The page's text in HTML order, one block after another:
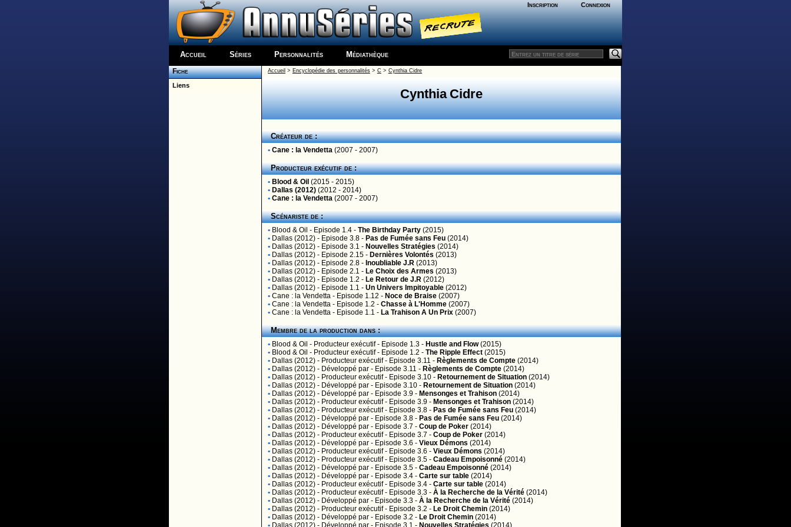
Inscription Connexion
Accueil Séries Personnalités Médiathèque
Fiche
Liens
Accueil > Encyclopédie des personnalités> C > Cynthia Cidre
Cynthia Cidre
Créateur de :
• Cane : la Vendetta (2007 - 2007)
Producteur exécutif de :
• Blood & Oil (2015 - 2015)
• Dallas (2012) (2012 - 2014)
• Cane : la Vendetta (2007 - 2007)
Scénariste de :
• Blood & Oil - Episode 1.4 - The Birthday Party (2015)
• Dallas (2012) - Episode 3.8 - Pas de Fumée sans Feu (2014)
• Dallas (2012) - Episode 3.1 - Nouvelles Stratégies (2014)
• Dallas (2012) - Episode 2.15 - Dernières Volontés (2013)
• Dallas (2012) - Episode 2.8 - Inoubliable J.R (2013)
• Dallas (2012) - Episode 2.1 - Le Choix des Armes (2013)
• Dallas (2012) - Episode 1.2 - Le Retour de J.R (2012)
• Dallas (2012) - Episode 1.1 - Un Univers Impitoyable (2012)
• Cane : la Vendetta - Episode 1.12 - Noce de Braise (2007)
• Cane : la Vendetta - Episode 1.2 - Chasse à L'Homme (2007)
• Cane : la Vendetta - Episode 1.1 - La Trahison A Un Prix (2007)
Membre de la production dans :
• Blood & Oil - Producteur exécutif - Episode 1.3 - Hustle and Flow(2015)
• Blood & Oil - Producteur exécutif - Episode 1.2 - The Ripple Effect (2015)
• Dallas (2012) - Producteur exécutif - Episode 3.11 - Règlements de Compte (2014)
• Dallas (2012) - Développé par - Episode 3.11 - Règlements de Compte (2014)
• Dallas (2012) - Producteur exécutif - Episode 3.10 - Retournement de Situation (2014)
• Dallas (2012) - Développé par - Episode 3.10 - Retournement de Situation (2014)
• Dallas (2012) - Développé par - Episode 3.9 - Mensonges et Trahison (2014)
• Dallas (2012) - Producteur exécutif - Episode 3.9 - Mensonges et Trahison (2014)
• Dallas (2012) - Producteur exécutif - Episode 3.8 - Pas de Fumée sans Feu (2014)
• Dallas (2012) - Développé par - Episode 3.8 - Pas de Fumée sans Feu (2014)
• Dallas (2012) - Développé par - Episode 3.7 - Coup de Poker (2014)
• Dallas (2012) - Producteur exécutif - Episode 3.7 - Coup de Poker (2014)
• Dallas (2012) - Développé par - Episode 3.6 - Vieux Démons (2014)
• Dallas (2012) - Producteur exécutif - Episode 3.6 - Vieux Démons (2014)
• Dallas (2012) - Producteur exécutif - Episode 3.5 - Cadeau Empoisonné (2014)
• Dallas (2012) - Développé par - Episode 3.5 - Cadeau Empoisonné (2014)
• Dallas (2012) - Développé par - Episode 3.4 - Carte sur table (2014)
• Dallas (2012) - Producteur exécutif - Episode 3.4 - Carte sur table (2014)
• Dallas (2012) - Producteur exécutif - Episode 3.3 - À la Recherche de la Vérité (2014)
• Dallas (2012) - Développé par - Episode 3.3 - À la Recherche de la Vérité (2014)
• Dallas (2012) - Producteur exécutif - Episode 3.2 - Le Droit Chemin (2014)
• Dallas (2012) - Développé par - Episode 3.2 - Le Droit Chemin (2014)
• Dallas (2012) - Développé par - Episode 3.1 - Nouvelles Stratégies (2014)